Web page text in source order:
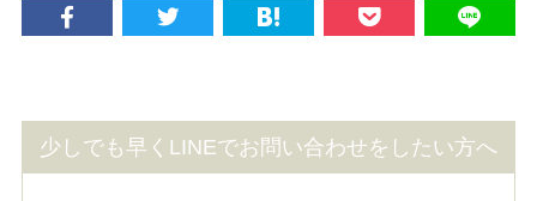
少しでも早くLINEでお問い合わせをしたい方へ